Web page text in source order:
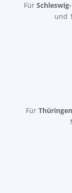
Für
und
FürThüringen